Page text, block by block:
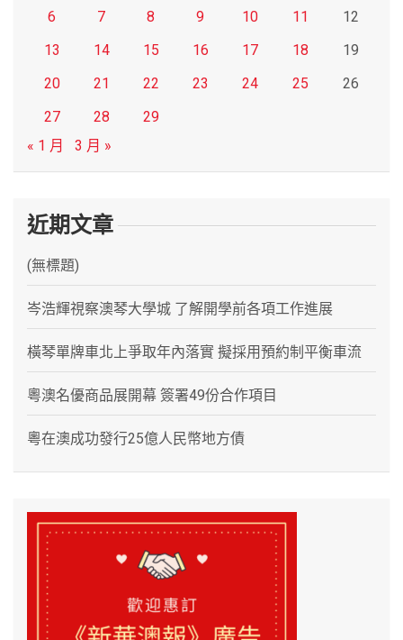
6 7 8 9 10 11
12
13
14 15 16 17 18
19
20
21 22 23 24 25
26
27
28
29
« 1 月
3 月 »
近期文章
(無標題)
岑浩輝視察澳琴大學城 了解開學前各項工作進展
橫琴單牌車北上爭取年內落實 擬採用預約制平衡車流
粵澳名優商品展開幕 簽署49份合作項目
粵在澳成功發行25億人民幣地方債